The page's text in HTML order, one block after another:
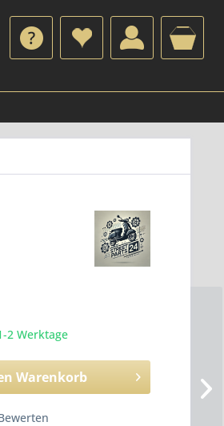
2 Werktage
Warenkorb